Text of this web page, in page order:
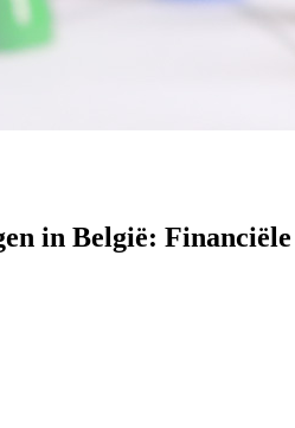
in België: